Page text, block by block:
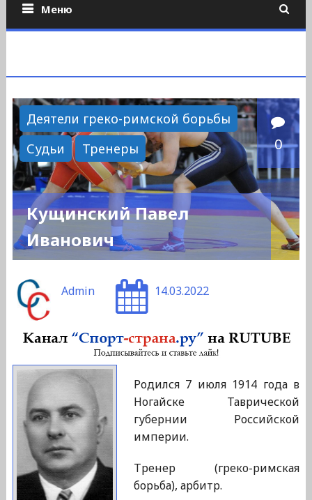
Меню
Деятели греко-римской борьбы
Судьи
Тренеры 0
Кущинский Павел
Иванович
Admin 14.03.2022
Родился 7 июля 1914 года в
Ногайске Таврической
губернии Российской
империи.
Тренер (греко-римская
борьба), арбитр.